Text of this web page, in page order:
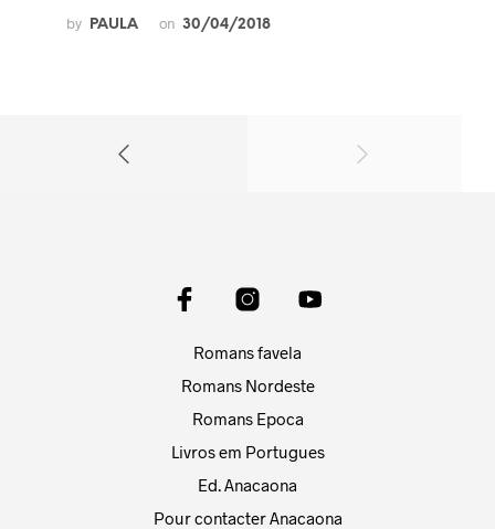
by PAULA on 30/04/2018
Romans favela
Romans Nordeste
Romans Epoca
Livros em Portugues
Ed. Anacaona
Pour contacter Anacaona